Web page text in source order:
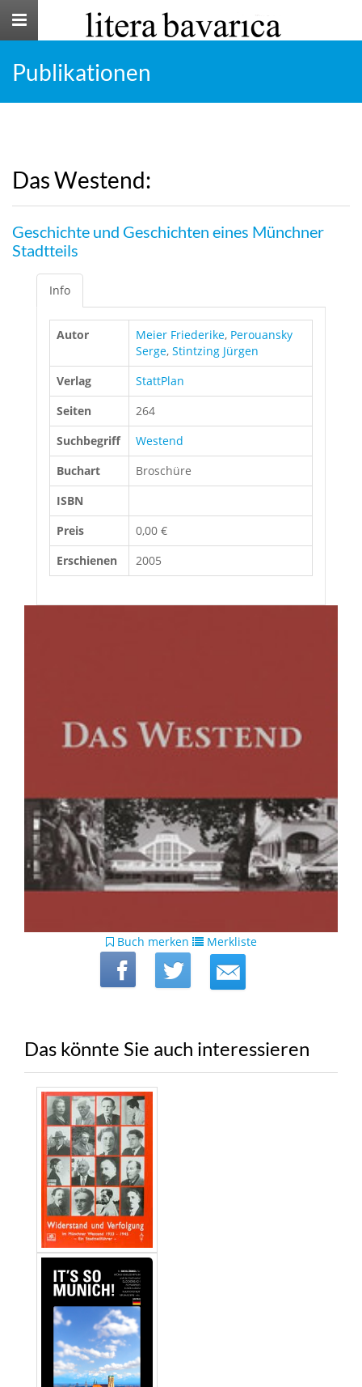
Toggle
Publikationen
Das Westend:
Geschichte und Geschichten eines Münchner
Stadtteils
Info
Autor Meier Friederike, Perouansky
Serge, Stintzing Jürgen
Verlag
StattPlan
Seiten
264
Suchbegriff
Westend
Buchart
Broschüre
ISBN
Preis
0,00 €
Erschienen
2005
Buch merken Merkliste
Das könnte Sie auch interessieren